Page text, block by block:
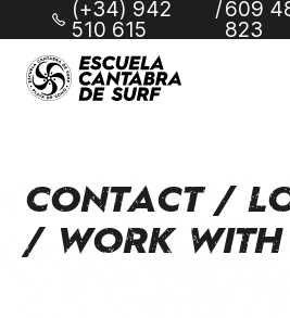
(+34) 942
510 615
/609
823
CONTACT /
/ WORK WITH